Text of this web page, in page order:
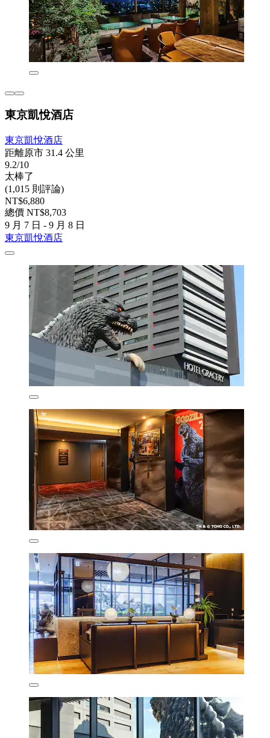
東京凱悅酒店
東京凱悅酒店
距離原市 31.4 公里
9.2/10
太棒了
(1,015 則評論)
NT$6,880
總價 NT$8,703
9 月 7 日 - 9 月 8 日
東京凱悅酒店